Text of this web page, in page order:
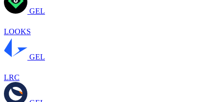
GEL
LOOKS
GEL
LRC